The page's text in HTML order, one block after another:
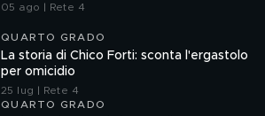
05 ago | Rete 4
QUARTO GRADO
La storia di Chico Forti: sconta l'ergastolo
per omicidio
25 lug | Rete 4
QUARTO GRADO